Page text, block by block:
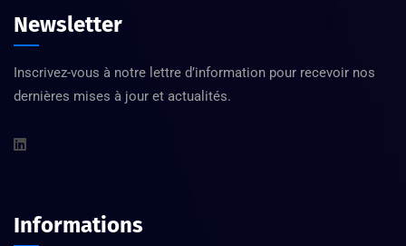
Newsletter
Inscrivez-vous à notre lettre d’information pour recevoir nos
dernières mises à jour et actualités.
Informations